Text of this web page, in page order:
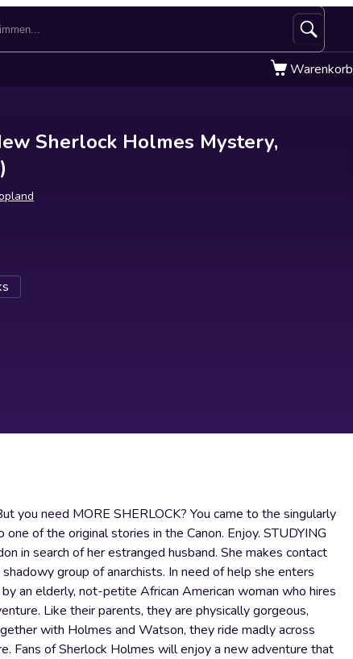
Warenkorb
Sherlock Holmes Mystery,
you need MORE SHERLOCK? You came to the singularly
of the original stories in the Canon. Enjoy. STUDYING
in search of her estranged husband. She makes contact
group of anarchists. In need of help she enters
an elderly, not-petite African American woman who hires
Like their parents, they are physically gorgeous,
with Holmes and Watson, they ride madly across
Fans of Sherlock Holmes will enjoy a new adventure that